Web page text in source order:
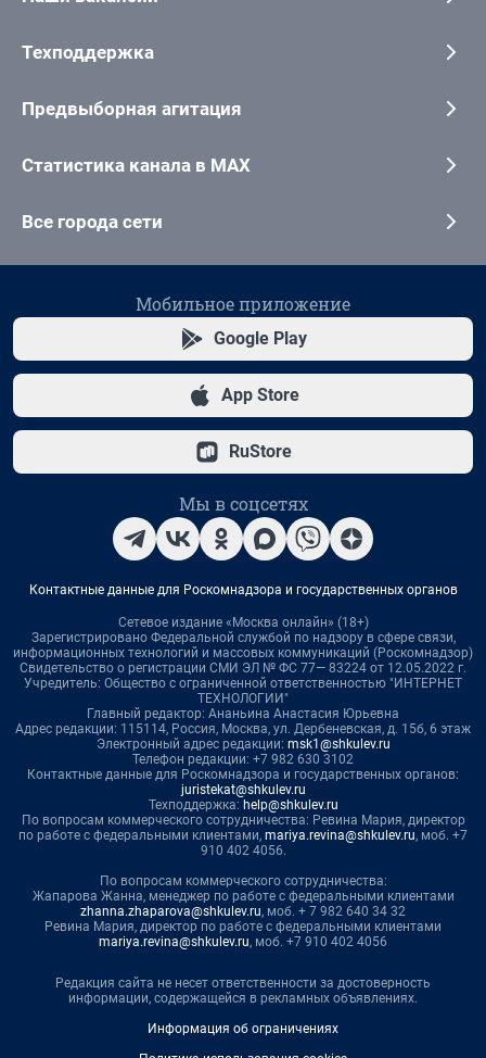
Техподдержка
Предвыборная агитация
Статистика канала в MAX
Все города сети
Мобильное приложение
Google Play
App Store
RuStore
Мы в соцсетях
Контактные данные для Роскомнадзора и государственных органов
Сетевое издание «Москва онлайн» (18+)
Зарегистрировано Федеральной службой по надзору в сфере связи,
информационных технологий и массовых коммуникаций (Роскомнадзор)
Свидетельство о регистрации СМИ ЭЛ № ФС 77— 83224 от 12.05.2022 г.
Учредитель: Общество с ограниченной ответственностью "ИНТЕРНЕТ
ТЕХНОЛОГИИ"
Главный редактор: Ананьина Анастасия Юрьевна
Адрес редакции: 115114, Россия, Москва, ул. Дербеневская, д. 15б, 6 этаж
Электронный адрес редакции: msk1@shkulev.ru
Телефон редакции: +7 982 630 3102
Контактные данные для Роскомнадзора и государственных органов:
juristekat@shkulev.ru
Техподдержка: help@shkulev.ru
По вопросам коммерческого сотрудничества: Ревина Мария, директор
по работе с федеральными клиентами, mariya.revina@shkulev.ru, моб. +7
910 402 4056.
По вопросам коммерческого сотрудничества:
Жапарова Жанна, менеджер по работе с федеральными клиентами
zhanna.zhaparova@shkulev.ru, моб. + 7 982 640 34 32
Ревина Мария, директор по работе с федеральными клиентами
mariya.revina@shkulev.ru, моб. +7 910 402 4056
Редакция сайта не несет ответственности за достоверность
информации, содержащейся в рекламных объявлениях.
Информация об ограничениях